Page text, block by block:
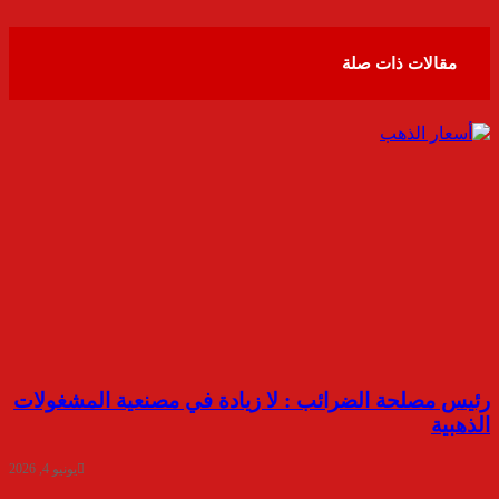
مقالات ذات صلة
رئيس مصلحة الضرائب : لا زيادة في مصنعية المشغولات
الذهبية
يونيو 4, 2026